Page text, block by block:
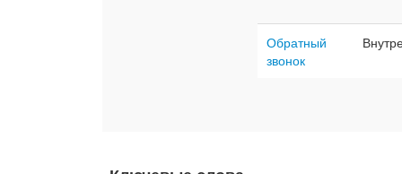
Обратный
звонок